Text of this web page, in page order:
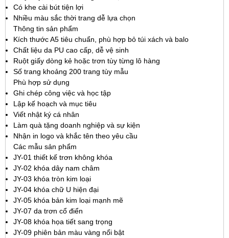
Có khe cài bút tiện lợi
Nhiều màu sắc thời trang dễ lựa chọn
Thông tin sản phẩm
Kích thước A5 tiêu chuẩn, phù hợp bỏ túi xách và balo
Chất liệu da PU cao cấp, dễ vệ sinh
Ruột giấy dòng kẻ hoặc trơn tùy từng lô hàng
Số trang khoảng 200 trang tùy mẫu
Phù hợp sử dụng
Ghi chép công việc và học tập
Lập kế hoạch và mục tiêu
Viết nhật ký cá nhân
Làm quà tặng doanh nghiệp và sự kiện
Nhận in logo và khắc tên theo yêu cầu
Các mẫu sản phẩm
JY-01 thiết kế trơn không khóa
JY-02 khóa dây nam châm
JY-03 khóa tròn kim loại
JY-04 khóa chữ U hiện đại
JY-05 khóa bản kim loại mạnh mẽ
JY-07 da trơn cổ điển
JY-08 khóa họa tiết sang trọng
JY-09 phiên bản màu vàng nổi bật